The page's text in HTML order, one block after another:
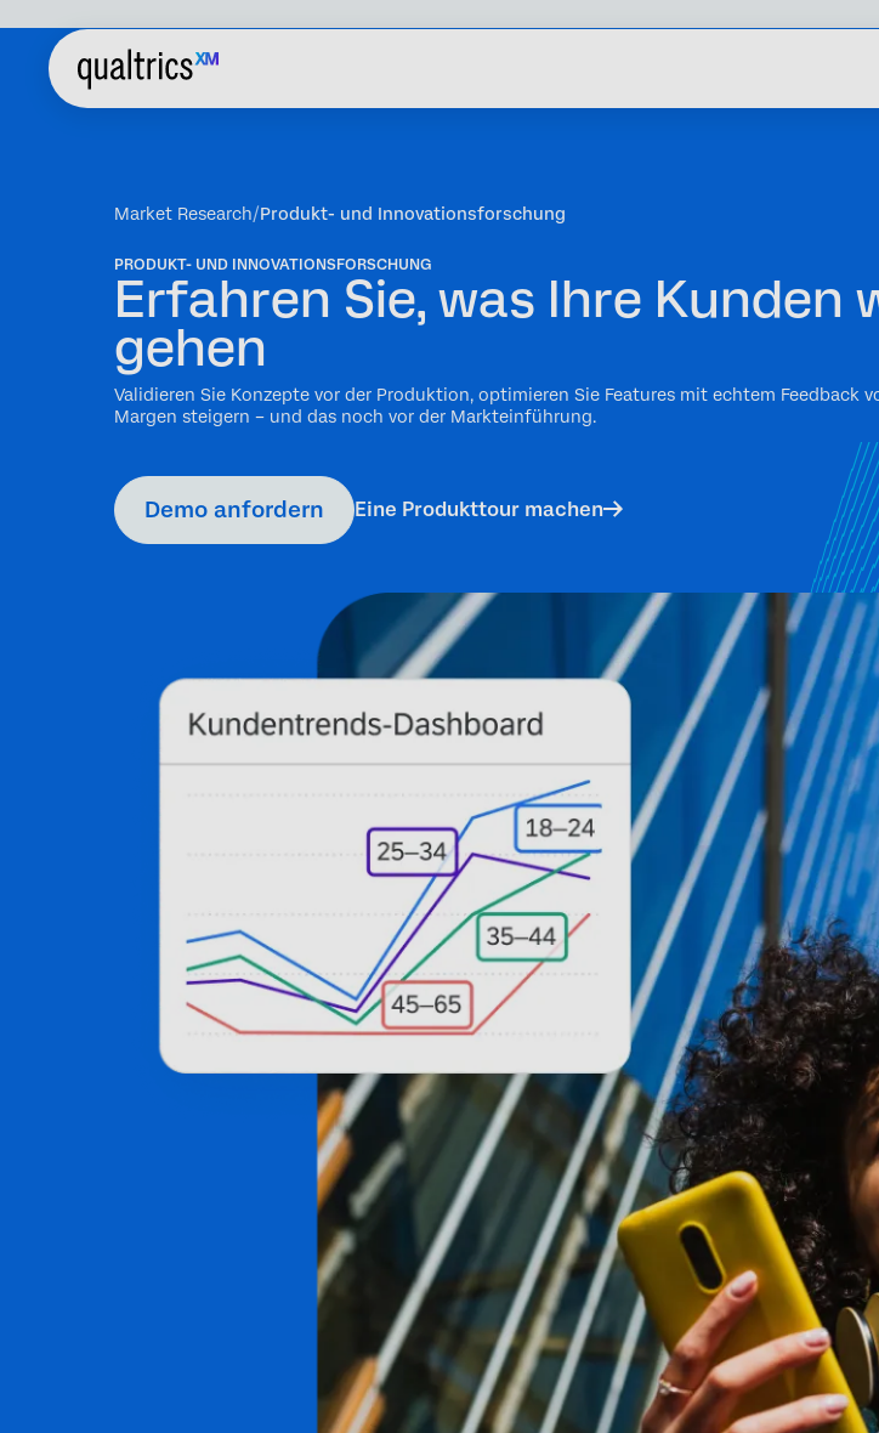
Market Research Produkt- und Innovationsforschung
PRODUKT- UND INNOVATIONSFORSCHUNG
Erfahren Sie, was Ihre Kunden
gehen
Validieren Sie Konzepte vor der Produktion, optimieren Sie Features mit echtem
Margen steigern – und das noch vor der Markteinführung.
Demo anfordern Eine Produkttour machen